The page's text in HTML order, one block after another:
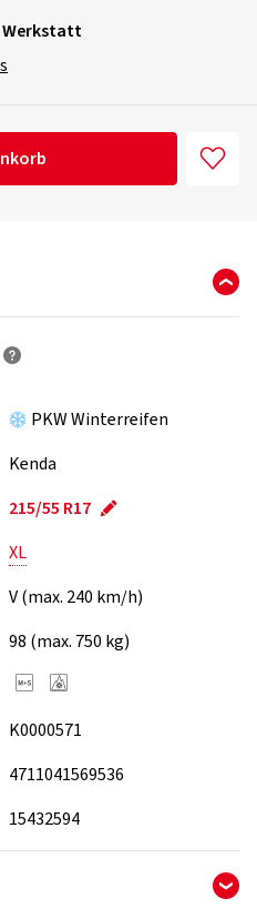
Werkstatt
PKW Winterreifen
Kenda
215/55 R17
XL
V (max. 240 km/h)
98 (max. 750 kg)
K0000571
4711041569536
15432594